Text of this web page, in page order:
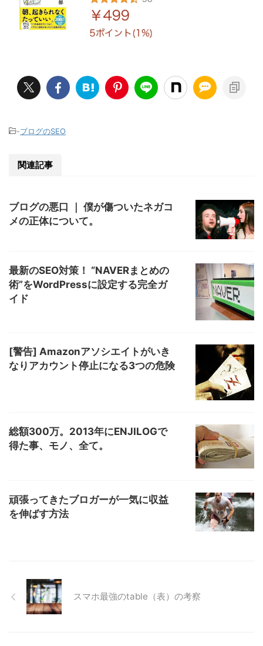
-ブログのSEO
関連記事
ブログの悪口 ｜ 僕が傷ついたネガコ
メの正体について。
最新のSEO対策！ “NAVERまとめの
術”をWordPressに設定する完全ガ
イド
[警告] Amazonアソシエイトがいき
なりアカウント停止になる3つの危険
総額300万。2013年にENJILOGで
得た事、モノ、全て。
頑張ってきたブロガーが一気に収益
を伸ばす方法
スマホ最強のtable（表）の考察